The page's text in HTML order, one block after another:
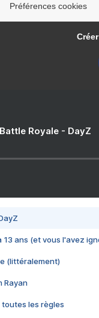
Préférences cookies
Royale - DayZ
13 ans (et vous l'avez
(littéralement)
Rayan
toutes les règles